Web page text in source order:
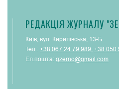
РЕДАКЦІЯ ЖУРНАЛУ
Київ, вул. Кирилівська, 13-Б
Тел.: +38 067 24 79 989 +38 050
Ел.пошта: gzerno@gmail.com